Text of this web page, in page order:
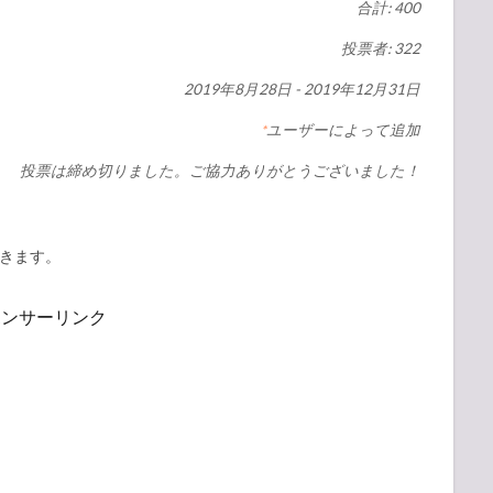
合計: 400
投票者: 322
2019年8月28日 - 2019年12月31日
*ユーザーによって追加
投票は締め切りました。ご協力ありがとうございました！
ます。
サーリンク